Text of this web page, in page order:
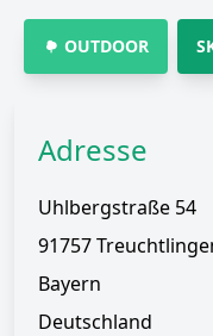
OUTDOOR
Adresse
Uhlbergstraße 54
91757
Bayern
Deutschland